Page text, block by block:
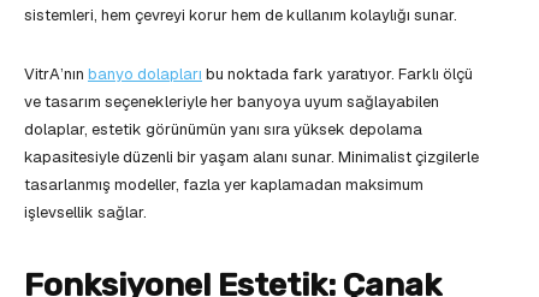
sistemleri, hem çevreyi korur hem de kullanım kolaylığı sunar.
VitrA’nın banyo dolapları bu noktada fark yaratıyor. Farklı ölçü
ve tasarım seçenekleriyle her banyoya uyum sağlayabilen
dolaplar, estetik görünümün yanı sıra yüksek depolama
kapasitesiyle düzenli bir yaşam alanı sunar. Minimalist çizgilerle
tasarlanmış modeller, fazla yer kaplamadan maksimum
işlevsellik sağlar.
Fonksiyonel Estetik: Çanak